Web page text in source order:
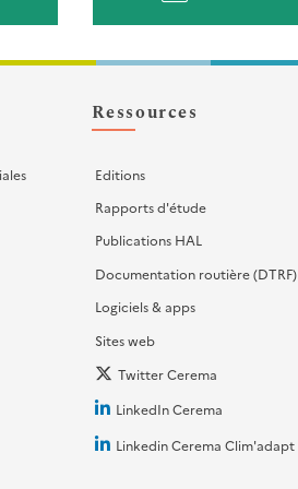
Ressources
Editions
Rapports d'étude
Publications HAL
Documentation routière (DTRF)
Logiciels & apps
Sites web
Twitter Cerema
LinkedIn Cerema
Linkedin Cerema Clim'adapt